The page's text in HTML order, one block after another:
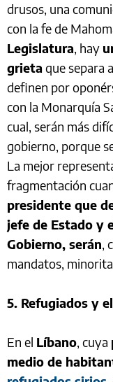
drusos, una
con la fe de
Legislatura, hay
grieta que separa
definen por
con la Monarquía
cual, serán más
gobierno, porque
La mejor
fragmentación
presidente que
jefe de Estado y
Gobierno, serán,
mandatos,
5. Refugiados y
En el Líbano, cuya
medio de